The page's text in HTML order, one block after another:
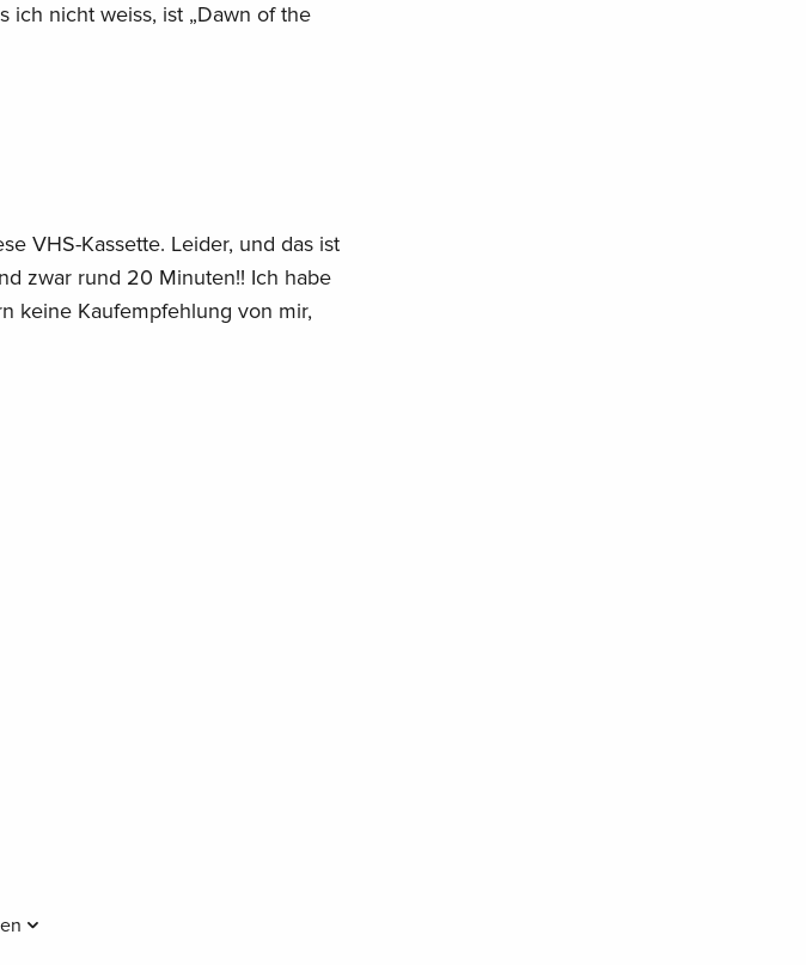
ich nicht weiss, ist „Dawn of the
VHS-Kassette. Leider, und das ist
zwar rund 20 Minuten!! Ich habe
keine Kaufempfehlung von mir,